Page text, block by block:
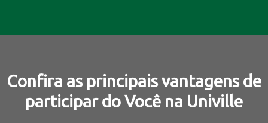
Confira as principais vantagens de
participar do Você na Univille